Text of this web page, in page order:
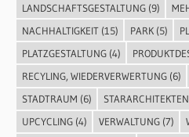
LANDSCHAFTSGESTALTUNG(9)
NACHHALTIGKEIT(15) PARK(5)
PLATZGESTALTUNG(4)
RECYLING, WIEDERVERWERTUNG(6)
STADTRAUM (6) STARARCHITEKTEN
UPCYCLING(4) VERWALTUNG(7)